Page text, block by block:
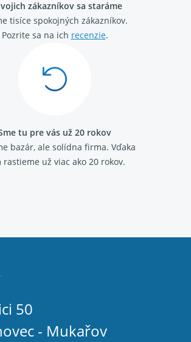
zákazníkov sa staráme
tisíce spokojných zákazníkov.
Pozrite sa na ich recenzie.
tu pre vás už 20 rokov
bazár, ale solídna firma. Vďaka
rastieme už viac ako 20 rokov.
50
- Mukařov